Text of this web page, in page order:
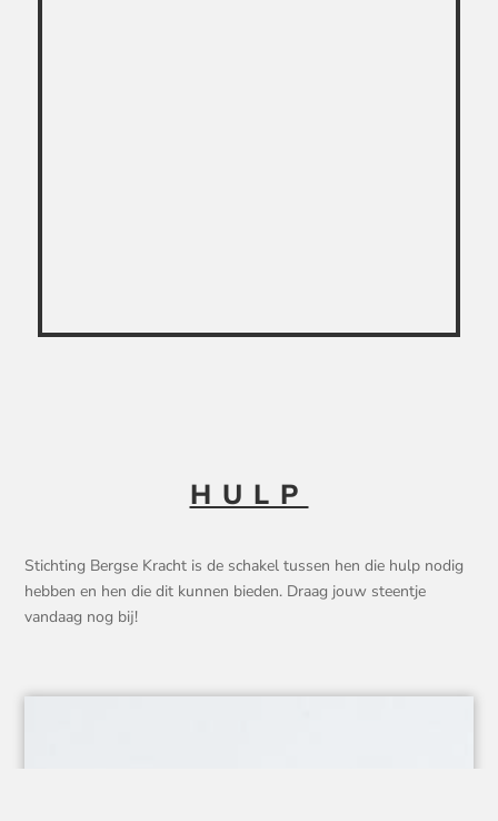
HULP
Stichting Bergse Kracht is de schakel tussen hen die hulp nodig
hebben en hen die dit kunnen bieden. Draag jouw steentje
vandaag nog bij!